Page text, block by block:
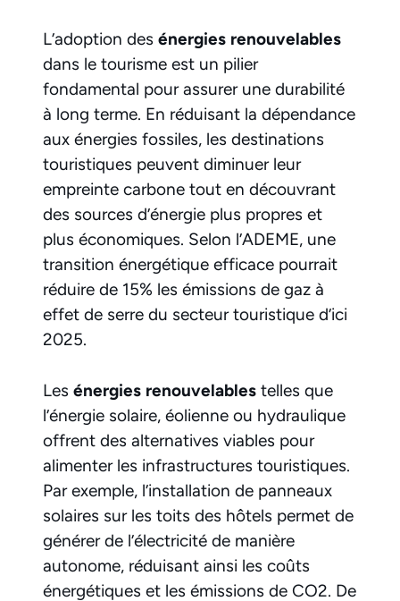
L’adoption des énergies renouvelables
dans le tourisme est un pilier
fondamental pour assurer une durabilité
à long terme. En réduisant la dépendance
aux énergies fossiles, les destinations
touristiques peuvent diminuer leur
empreinte carbone tout en découvrant
des sources d’énergie plus propres et
plus économiques. Selon l’ADEME, une
transition énergétique efficace pourrait
réduire de 15% les émissions de gaz à
effet de serre du secteur touristique d’ici
2025.
Les énergies renouvelables telles que
l’énergie solaire, éolienne ou hydraulique
offrent des alternatives viables pour
alimenter les infrastructures touristiques.
Par exemple, l’installation de panneaux
solaires sur les toits des hôtels permet de
générer de l’électricité de manière
autonome, réduisant ainsi les coûts
énergétiques et les émissions de CO2. De